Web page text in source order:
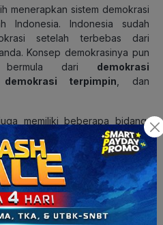
menerapkan sistem demokrasi
Indonesia sudah
setelah terbebas dari
Konsep demokrasinya pun
bermula dari demokrasi
demokrasi terpimpin , dan
memiliki beberapa bidang,
kebudayaan nasional.
menjamin tegaknya
terwujudnya hak-hak ekonomi
bentuk-bentuk hegemoni
sumber ekonomi haruslah
seluruh masyarakat dapat